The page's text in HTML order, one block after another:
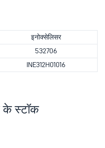
इनोक्सेलिसर
532706
INE312H01016
के स्टॉक